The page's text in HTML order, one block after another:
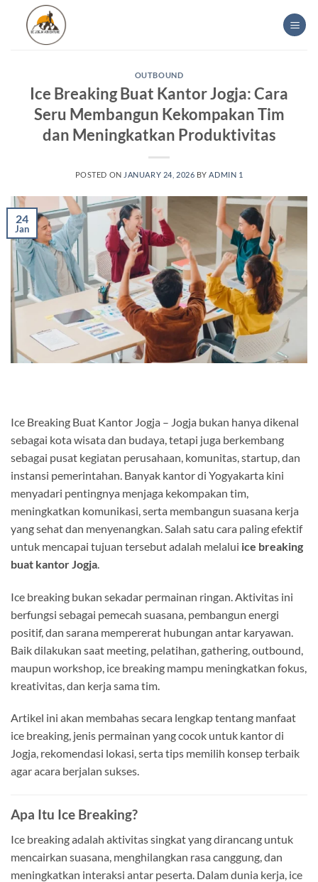
content
OUTBOUND
Ice Breaking Buat Kantor Jogja: Cara
Seru Membangun Kekompakan Tim
dan Meningkatkan Produktivitas
POSTED ON JANUARY 24, 2026 BY ADMIN 1
24
Jan
Ice Breaking Buat Kantor Jogja – Jogja bukan hanya dikenal
sebagai kota wisata dan budaya, tetapi juga berkembang
sebagai pusat kegiatan perusahaan, komunitas, startup, dan
instansi pemerintahan. Banyak kantor di Yogyakarta kini
menyadari pentingnya menjaga kekompakan tim,
meningkatkan komunikasi, serta membangun suasana kerja
yang sehat dan menyenangkan. Salah satu cara paling efektif
untuk mencapai tujuan tersebut adalah melalui ice breaking
buat kantor Jogja.
Ice breaking bukan sekadar permainan ringan. Aktivitas ini
berfungsi sebagai pemecah suasana, pembangun energi
positif, dan sarana mempererat hubungan antar karyawan.
Baik dilakukan saat meeting, pelatihan, gathering, outbound,
maupun workshop, ice breaking mampu meningkatkan fokus,
kreativitas, dan kerja sama tim.
Artikel ini akan membahas secara lengkap tentang manfaat
ice breaking, jenis permainan yang cocok untuk kantor di
Jogja, rekomendasi lokasi, serta tips memilih konsep terbaik
agar acara berjalan sukses.
Apa Itu Ice Breaking?
Ice breaking adalah aktivitas singkat yang dirancang untuk
mencairkan suasana, menghilangkan rasa canggung, dan
meningkatkan interaksi antar peserta. Dalam dunia kerja, ice